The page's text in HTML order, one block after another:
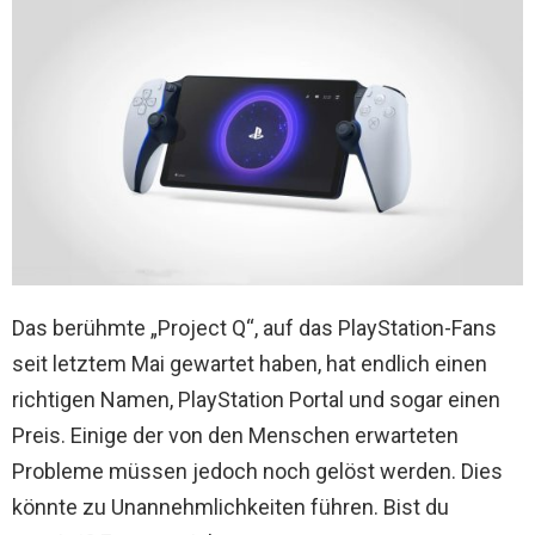
Das berühmte „Project Q“, auf das PlayStation-Fans
seit letztem Mai gewartet haben, hat endlich einen
richtigen Namen, PlayStation Portal und sogar einen
Preis. Einige der von den Menschen erwarteten
Probleme müssen jedoch noch gelöst werden. Dies
könnte zu Unannehmlichkeiten führen. Bist du